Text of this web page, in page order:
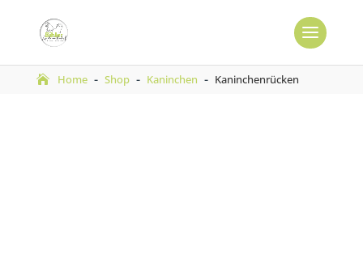
Home - Shop - Kaninchen - Kaninchenrücken